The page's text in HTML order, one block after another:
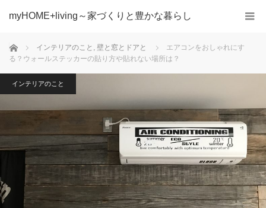
myHOME+living～家づくりと豊かな暮らし
ホーム インテリアのこと , 壁と窓とドアと
エアコンをおしゃれにす
る？ウォールステッカーの貼り方や貼れない場所は？
インテリアのこと